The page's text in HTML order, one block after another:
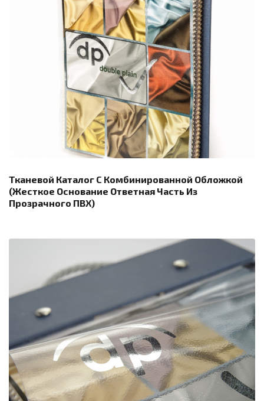
Тканевой Каталог С Комбинированной Обложкой
(жесткое Основание Ответная Часть Из
Прозрачного ПВХ)